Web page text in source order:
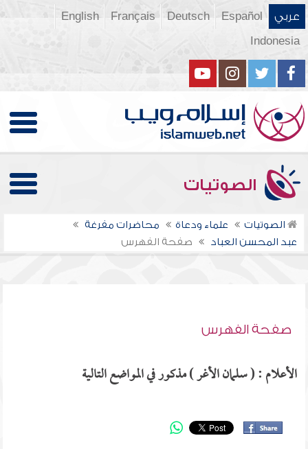
عربي Español
Deutsch
Français
English
Indonesia
الصوتيات
الصوتيات علماء ودعاة
محاضرات مفرغة
عبد المحسن العباد
صفحة الفهرس
صفحة الفهرس
الأعلام : ( سلمان الأغر ) مذكور في المواضع التالية